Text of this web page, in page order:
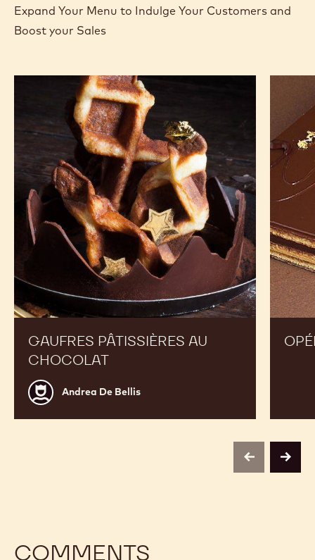
Expand Your Menu to Indulge Your Customers and
Boost your Sales
GAUFRES PÂTISSIÈRES AU
CHOCOLAT
Andrea
De
Bellis
Andrea De Bellis
pâtissières
chocolat
previousnext
COMMENTS